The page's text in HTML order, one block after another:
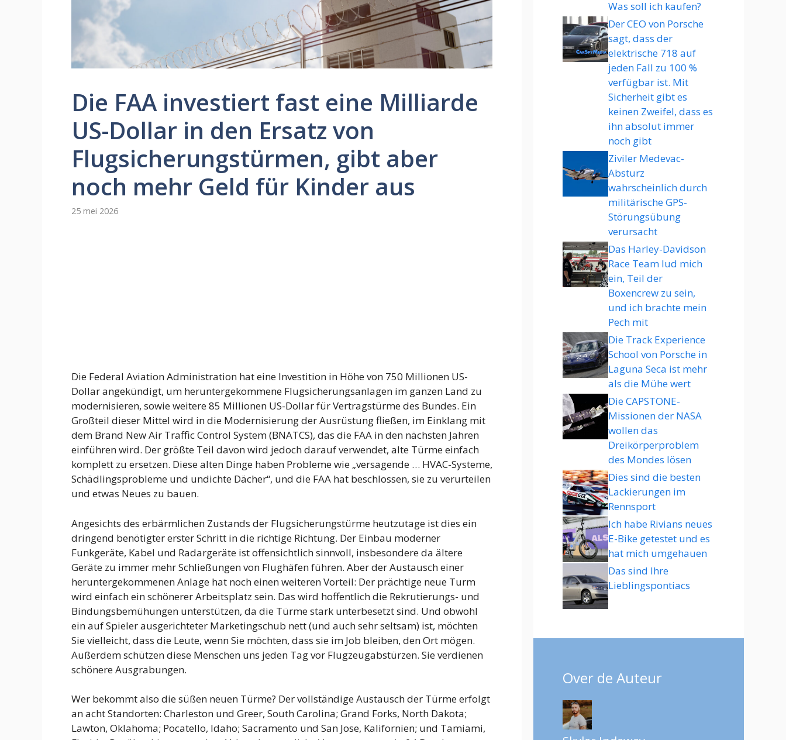
Die FAA investiert fast eine Milliarde
US-Dollar in den Ersatz von
Flugsicherungstürmen, gibt aber
noch mehr Geld für Kinder aus
25 mei 2026
Die Federal Aviation Administration hat eine Investition in Höhe von 750 Millionen US-
Dollar angekündigt, um heruntergekommene Flugsicherungsanlagen im ganzen Land zu
modernisieren, sowie weitere 85 Millionen US-Dollar für Vertragstürme des Bundes. Ein
Großteil dieser Mittel wird in die Modernisierung der Ausrüstung fließen, im Einklang mit
dem Brand New Air Traffic Control System (BNATCS), das die FAA in den nächsten Jahren
einführen wird. Der größte Teil davon wird jedoch darauf verwendet, alte Türme einfach
komplett zu ersetzen. Diese alten Dinge haben Probleme wie „versagende … HVAC-Systeme,
Schädlingsprobleme und undichte Dächer“, und die FAA hat beschlossen, sie zu verurteilen
und etwas Neues zu bauen.
Angesichts des erbärmlichen Zustands der Flugsicherungstürme heutzutage ist dies ein
dringend benötigter erster Schritt in die richtige Richtung. Der Einbau moderner
Funkgeräte, Kabel und Radargeräte ist offensichtlich sinnvoll, insbesondere da ältere
Geräte zu immer mehr Schließungen von Flughäfen führen. Aber der Austausch einer
heruntergekommenen Anlage hat noch einen weiteren Vorteil: Der prächtige neue Turm
wird einfach ein schönerer Arbeitsplatz sein. Das wird hoffentlich die Rekrutierungs- und
Bindungsbemühungen unterstützen, da die Türme stark unterbesetzt sind. Und obwohl
ein auf Spieler ausgerichteter Marketingschub nett (und auch sehr seltsam) ist, möchten
Sie vielleicht, dass die Leute, wenn Sie möchten, dass sie im Job bleiben, den Ort mögen.
Außerdem schützen diese Menschen uns jeden Tag vor Flugzeugabstürzen. Sie verdienen
schönere Ausgrabungen.
Wer bekommt also die süßen neuen Türme? Der vollständige Austausch der Türme erfolgt
an acht Standorten: Charleston und Greer, South Carolina; Grand Forks, North Dakota;
Lawton, Oklahoma; Pocatello, Idaho; Sacramento und San Jose, Kalifornien; und Tamiami,
Was soll ich kaufen?
Der CEO von Porsche
sagt, dass der
elektrische 718 auf
jeden Fall zu 100 %
verfügbar ist. Mit
Sicherheit gibt es
keinen Zweifel, dass es
ihn absolut immer
noch gibt
Ziviler Medevac-
Absturz
wahrscheinlich durch
militärische GPS-
Störungsübung
verursacht
Das Harley-Davidson
Race Team lud mich
ein, Teil der
Boxencrew zu sein,
und ich brachte mein
Pech mit
Die Track Experience
School von Porsche in
Laguna Seca ist mehr
als die Mühe wert
Die CAPSTONE-
Missionen der NASA
wollen das
Dreikörperproblem
des Mondes lösen
Dies sind die besten
Lackierungen im
Rennsport
Ich habe Rivians neues
E-Bike getestet und es
hat mich umgehauen
Das sind Ihre
Lieblingspontiacs
Over de Auteur